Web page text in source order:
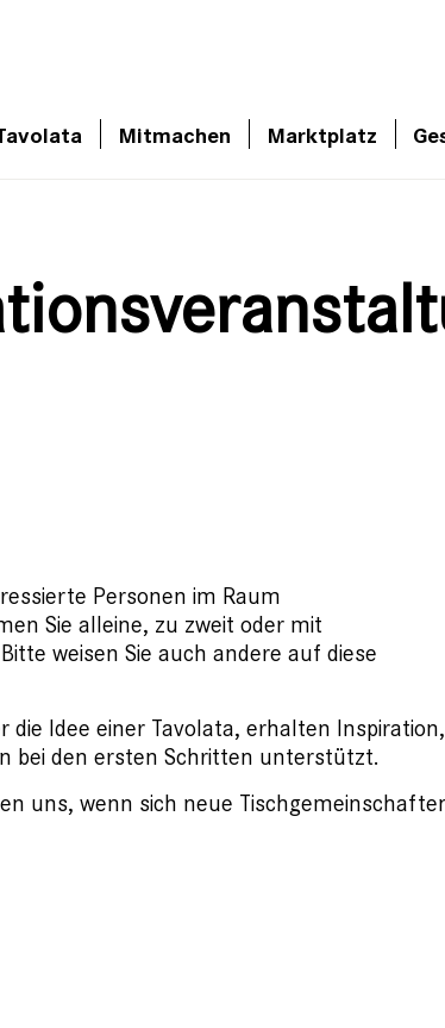
Mitmachen Marktplatz
Personen im Raum
Sie alleine, zu zweit oder mit
weisen Sie auch andere auf diese
Idee einer Tavolata, erhalten Inspiration,
bei den ersten Schritten unterstützt.
uns, wenn sich neue